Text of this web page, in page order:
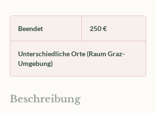
Beendet
n
d
e
250 €
Unterschiedliche Orte (Raum Graz-
Umgebung)
Beschreibung